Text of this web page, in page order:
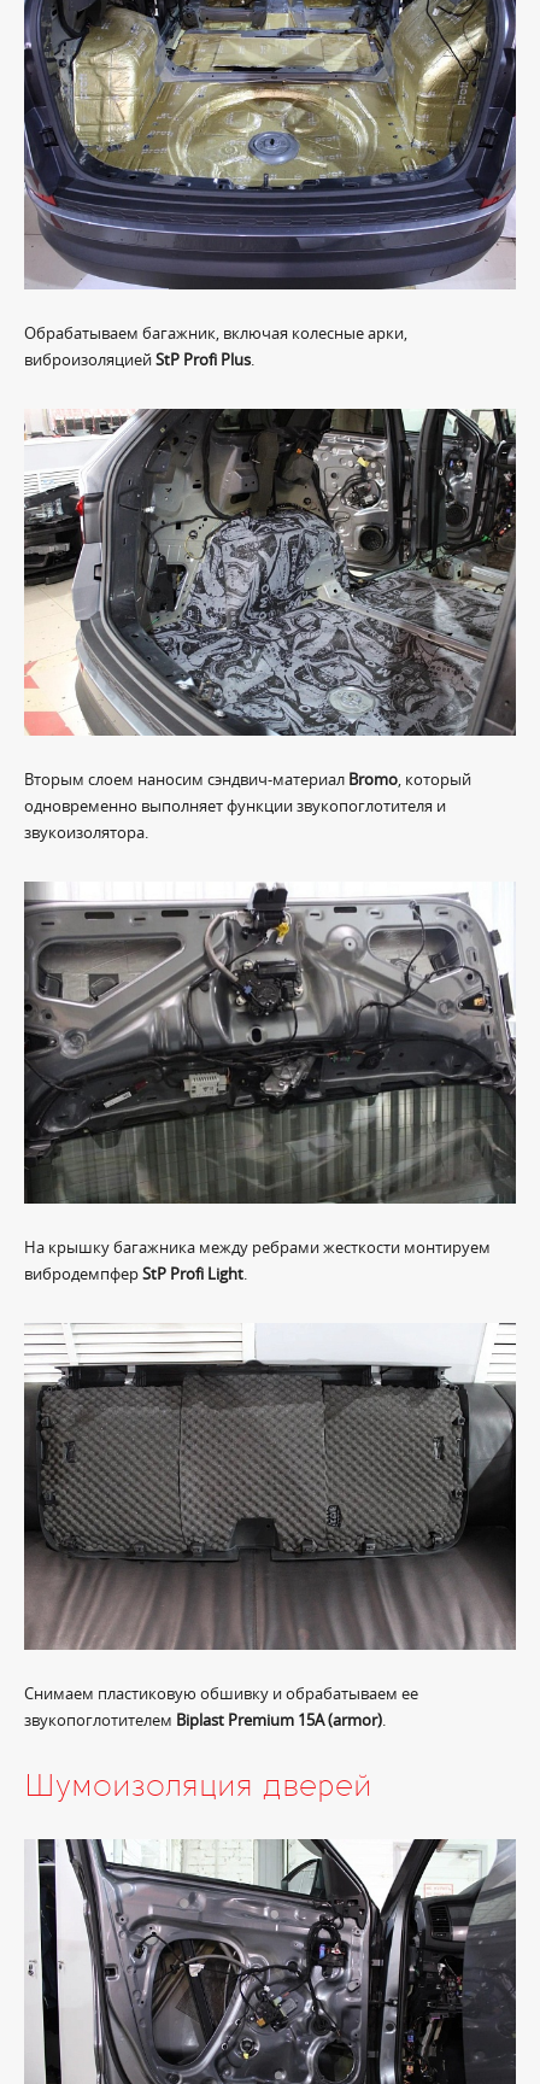
Обрабатываем багажник, включая колесные арки,
виброизоляциейStP Profi Plus.
Вторым слоем наносим сэндвич-материал Bromo, который
одновременно выполняет функции звукопоглотителя и
звукоизолятора.
На крышку багажника между ребрами жесткости монтируем
вибродемпферStP Profi Light.
Снимаем пластиковую обшивку и обрабатываем ее
звукопоглотителем Biplast Premium 15A (armor).
Шумоизоляция дверей